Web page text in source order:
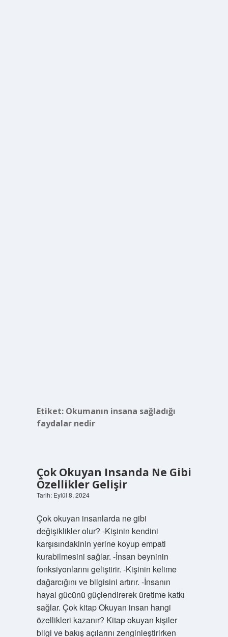
Etiket: Okumanın insana sağladığı
faydalar nedir
Çok Okuyan Insanda Ne Gibi
Özellikler Gelişir
Tarih: Eylül 8, 2024
Çok okuyan insanlarda ne gibi
değişiklikler olur? -Kişinin kendini
karşısındakinin yerine koyup empati
kurabilmesini sağlar. -İnsan beyninin
fonksiyonlarını geliştirir. -Kişinin kelime
dağarcığını ve bilgisini artırır. -İnsanın
hayal gücünü güçlendirerek üretime katkı
sağlar. Çok kitap Okuyan insan hangi
özellikleri kazanır? Kitap okuyan kişiler
bilgi ve bakış açılarını zenginleştirirken